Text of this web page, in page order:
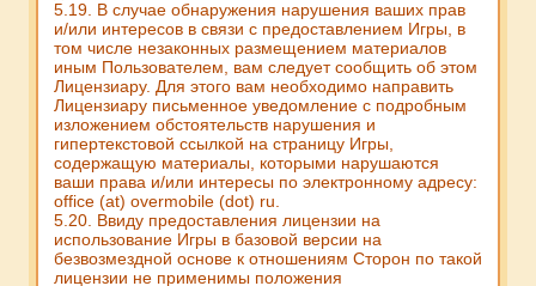
5.19. В случае обнаружения нарушения ваших прав
и/или интересов в связи с предоставлением Игры, в
том числе незаконных размещением материалов
иным Пользователем, вам следует сообщить об этом
Лицензиару. Для этого вам необходимо направить
Лицензиару письменное уведомление с подробным
изложением обстоятельств нарушения и
гипертекстовой ссылкой на страницу Игры,
содержащую материалы, которыми нарушаются
ваши права и/или интересы по электронному адресу:
office (at) overmobile (dot) ru.
5.20. Ввиду предоставления лицензии на
использование Игры в базовой версии на
безвозмездной основе к отношениям Сторон по такой
лицензии не применимы положения